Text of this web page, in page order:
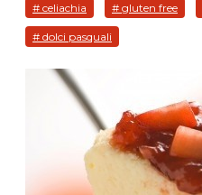
# celiachia # gluten free
# dolci pasquali